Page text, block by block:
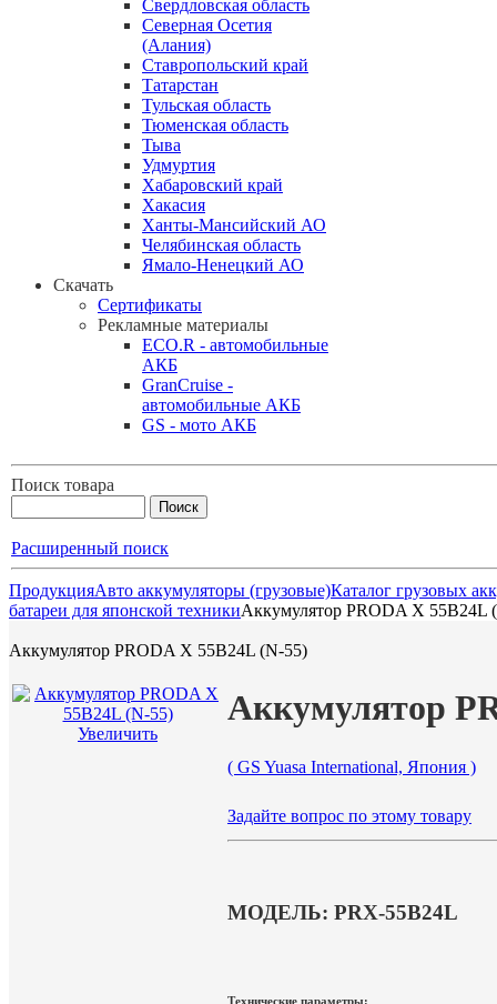
Свердловская область
Северная Осетия
(Алания)
Ставропольский край
Татарстан
Тульская область
Тюменская область
Тыва
Удмуртия
Хабаровский край
Хакасия
Ханты-Мансийский АО
Челябинская область
Ямало-Ненецкий АО
Скачать
Сертификаты
Рекламные материалы
ECO.R - автомобильные
АКБ
GranCruise -
автомобильные АКБ
GS - мото АКБ
Поиск товара
Расширенный поиск
ПродукцияАвто аккумуляторы (грузовые)Каталог грузовых
батареи для японской техникиАккумулятор PRODA X 55B24L
Аккумулятор PRODA X 55B24L (N-55)
Увеличить
Аккумулятор
( GS Yuasa International, Япония )
Задайте вопрос по этому товару
МОДЕЛЬ: PRX-55B24L
Технические параметры: